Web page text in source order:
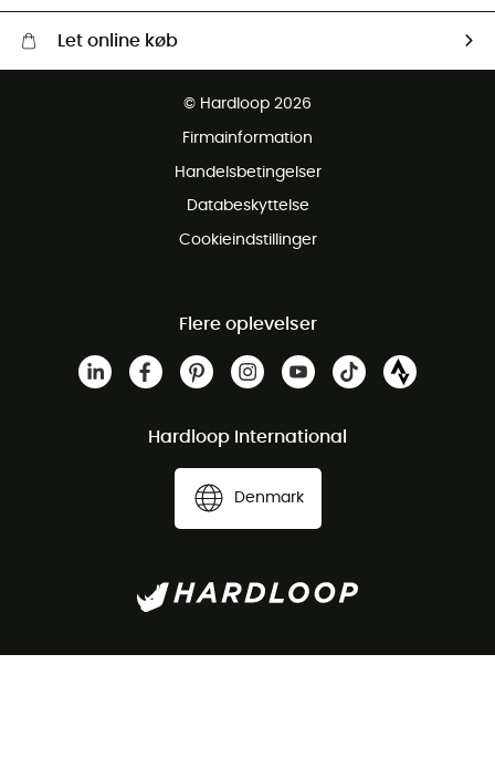
Let online køb
© Hardloop 2026
Firmainformation
Handelsbetingelser
Databeskyttelse
Cookieindstillinger
Flere oplevelser
Hardloop International
Denmark